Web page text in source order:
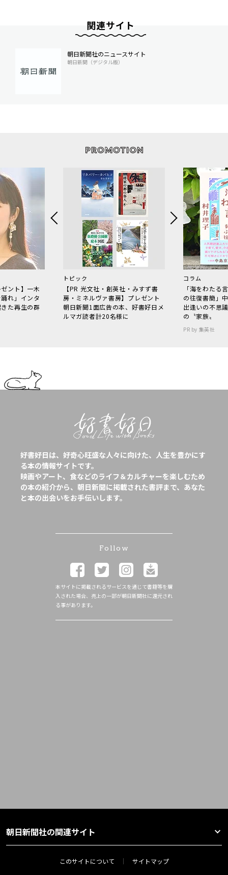
関連サイト
朝日新聞社のニュースサイト
朝日新聞（デジタル版）
ント】一木
れ」インタ
た再生の群
トピック
【PR 光文社・創英社・みすず書
房・ミネルヴァ書房】プレゼント
朝日新聞1面広告の本、好書好日メ
ルマガ読者計20名様に
コラム
「海をわた
の往復書簡」
出逢いの不思
の〝家族〟
PR by 集英社
好書好日は、好奇心旺盛な人々に向けた、人生を豊かにす
る本の情報サイトです。
映画やアート、食などのライフ＆カルチャーを楽しむため
の本の紹介から、朝日新聞に掲載された書評まで、あなた
と本の出会いをお手伝いします。
Follow
本サイトに掲載されるサービスを通じて書籍等を購
入された場合、売上の一部が朝日新聞社に還元され
る事があります。
朝日新聞社の関連サイト
このサイトについて サイトマップ